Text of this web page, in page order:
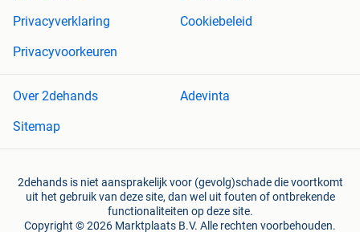
Privacyverklaring
Cookiebeleid
Privacyvoorkeuren
Over 2dehands
Adevinta
Sitemap
2dehands is niet aansprakelijk voor (gevolg)schade die voortkomt
uit het gebruik van deze site, dan wel uit fouten of ontbrekende
functionaliteiten op deze site.
Copyright © 2026 Marktplaats B.V. Alle rechten voorbehouden.